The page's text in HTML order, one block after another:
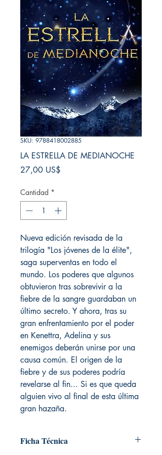
SKU: 9788418002885
LA ESTRELLA DE MEDIANOCHE
27,00 US$
Cantidad *
Nueva edición revisada de la
trilogía "Los jóvenes de la élite",
saga superventas en todo el
mundo. Los poderes que algunos
obtuvieron tras sobrevivir a la
fiebre de la sangre guardaban un
último secreto. Y ahora, tras su
gran enfrentamiento por el poder
en Kenettra, Adelina y sus
enemigos deberán unirse por una
causa común. El origen de la
fiebre y de sus poderes podría
revelarse al fin... Si es que queda
alguien vivo al final de esta última
gran hazaña.
Ficha Técnica